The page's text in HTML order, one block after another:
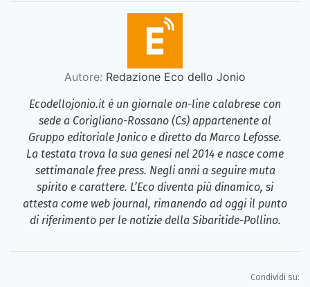
Autore: Redazione Eco dello Jonio
Ecodellojonio.it è un giornale on-line calabrese con
sede a Corigliano-Rossano (Cs) appartenente al
Gruppo editoriale Jonico e diretto da Marco Lefosse.
La testata trova la sua genesi nel 2014 e nasce come
settimanale free press. Negli anni a seguire muta
spirito e carattere. L’Eco diventa più dinamico, si
attesta come web journal, rimanendo ad oggi il punto
di riferimento per le notizie della Sibaritide-Pollino.
Condividi su: